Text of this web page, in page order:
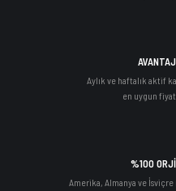
Aylık ve haftalık aktif
en uygun
%100
Amerika, Almanya ve